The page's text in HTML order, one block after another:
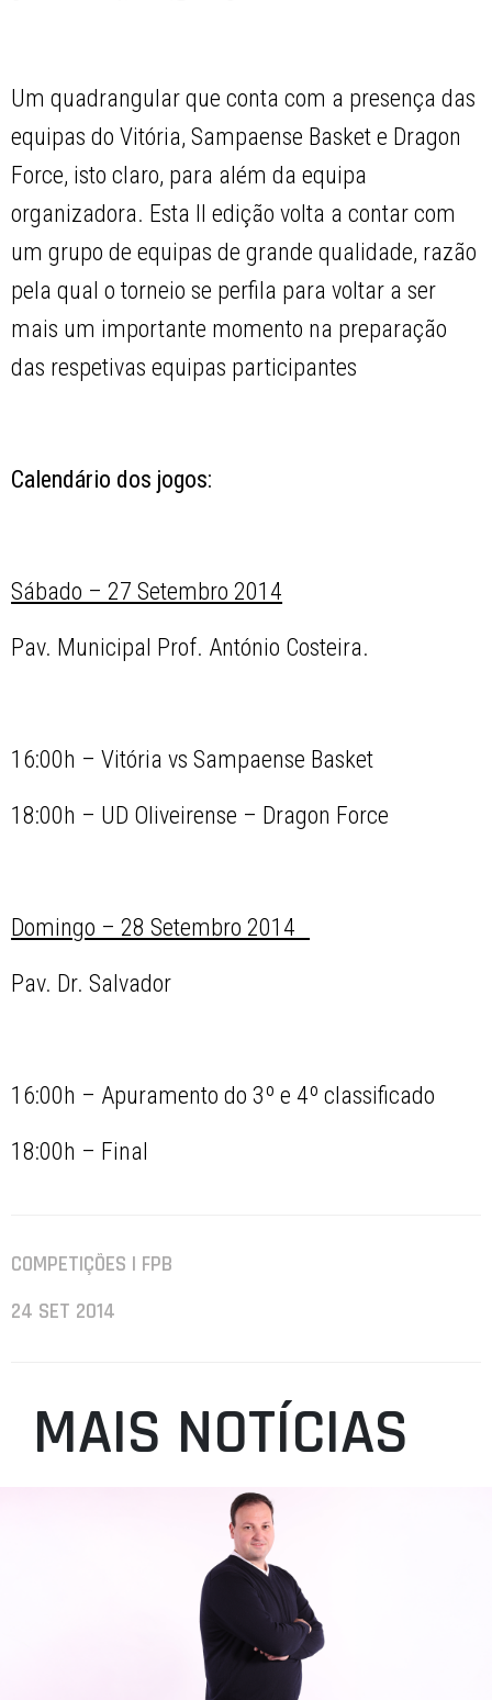
Um quadrangular que conta com a presença das
equipas do Vitória, Sampaense Basket e Dragon
Force, isto claro, para além da equipa
organizadora. Esta II edição volta a contar com
um grupo de equipas de grande qualidade, razão
pela qual o torneio se perfila para voltar a ser
mais um importante momento na preparação
das respetivas equipas participantes
Calendário dos jogos:
Sábado – 27 Setembro 2014
Pav. Municipal Prof. António Costeira.
16:00h – Vitória vs Sampaense Basket
18:00h – UD Oliveirense – Dragon Force
Domingo – 28 Setembro 2014
Pav. Dr. Salvador
16:00h – Apuramento do 3º e 4º classificado
18:00h – Final
COMPETIÇÕES | FPB
24 SET 2014
MAIS NOTÍCIAS